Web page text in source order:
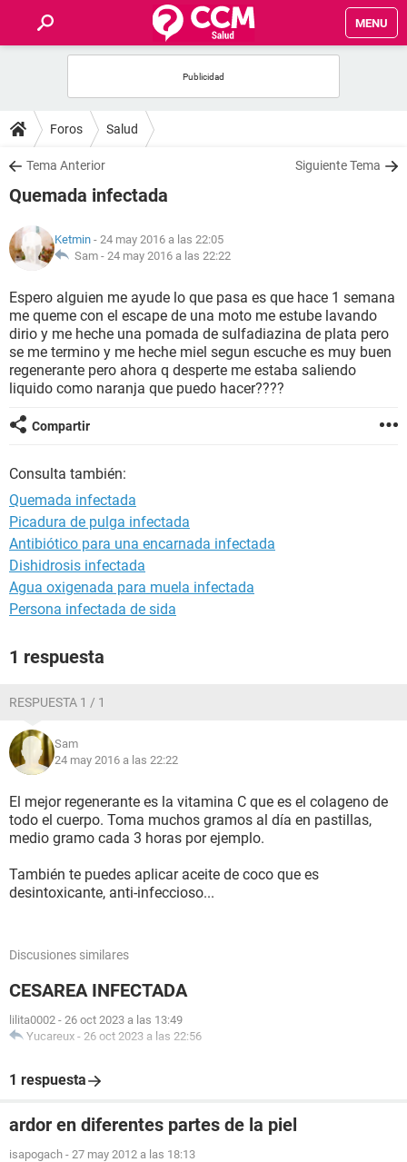
MENU
FOROS
SALUD
FAMILIA
NUTRICIÓN
BIENESTAR
SEXUALIDAD
GLOSARIO
Foros Salud
Tema Anterior Siguiente Tema
Quemada infectada
Ketmin - 24 may 2016 a las 22:05
Sam - 24 may 2016 a las 22:22
Espero alguien me ayude lo que pasa es que hace 1 semana
me queme con el escape de una moto me estube lavando
dirio y me heche una pomada de sulfadiazina de plata pero
se me termino y me heche miel segun escuche es muy buen
regenerante pero ahora q desperte me estaba saliendo
liquido como naranja que puedo hacer????
Compartir
Consulta también:
Quemada infectada
Picadura de pulga infectada
Antibiótico para una encarnada infectada
Dishidrosis infectada
Agua oxigenada para muela infectada
Persona infectada de sida
1 respuesta
RESPUESTA 1 / 1
Sam
24 may 2016 a las 22:22
El mejor regenerante es la vitamina C que es el colageno de
todo el cuerpo. Toma muchos gramos al día en pastillas,
medio gramo cada 3 horas por ejemplo.
También te puedes aplicar aceite de coco que es
desintoxicante, anti-infeccioso...
Discusiones similares
CESAREA INFECTADA
lilita0002 - 26 oct 2023 a las 13:49
Yucareux - 26 oct 2023 a las 22:56
1 respuesta
ardor en diferentes partes de la piel
isapogach - 27 may 2012 a las 18:13